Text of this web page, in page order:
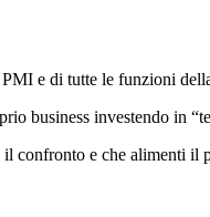
e di tutte le funzioni
business investendo in
e che alimenti il